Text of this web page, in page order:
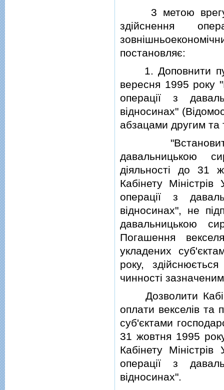
3 метою
здiйснення
постановляє:
1. Доповнити
вересня 1995 року
операцiї з
вiдносинах"
абзацами другим та
"Встановити,
давальницькою
дiяльностi до 31
Кабiнету Мiнiстрiв
операцiї з
вiдносинах", не
давальницькою
Погашення
укладених
року,
чинностi
Дозволити
оплати векселiв та
суб'єктами
31 жовтня 1995
Кабiнету Мiнiстрiв
операцiї з
вiдносинах".